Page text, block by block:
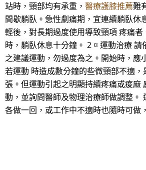
站時，頸部均有承重， 醫療護膝推薦難
間歇躺臥。急性劇痛期，宜連續躺臥休
輕後，對長期過度使用導致頸項 疼痛
時，躺臥休息十分鐘。 2 ¤ 運動治療 請
之建議運動，勿過度為之。開始時，應
若運動 時造成數分鐘的些微頸部不適
張。但運動引起之明顯持續疼痛或痠麻
動，並詢問醫師及物理治療師做調整。
各做一回，或工作中不適時也隨時可做，